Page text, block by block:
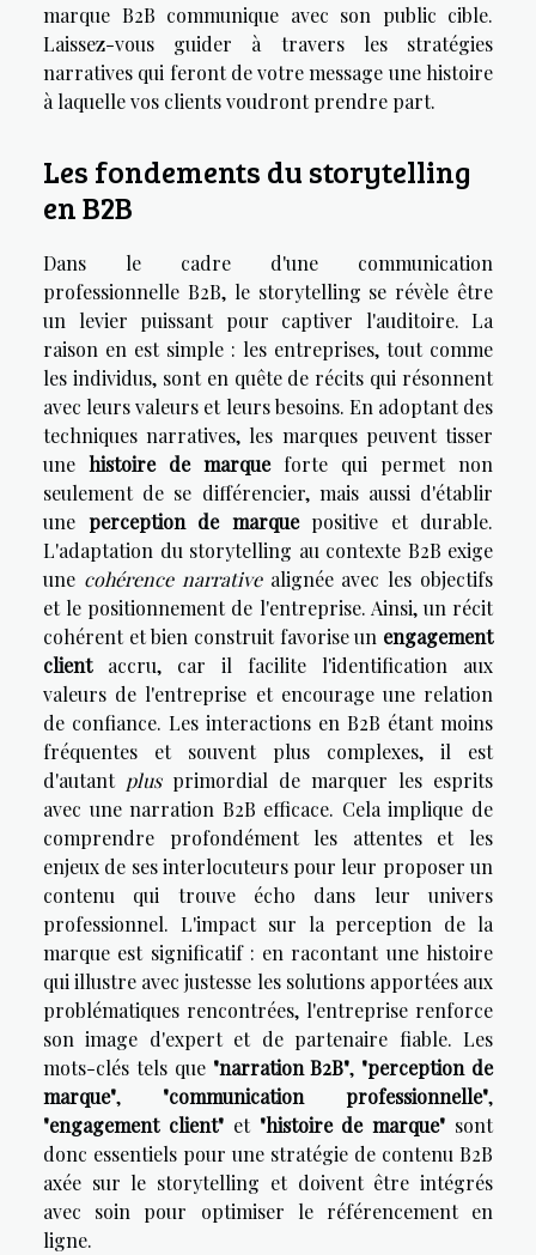
marque B2B communique avec son public cible.
Laissez-vous guider à travers les stratégies
narratives qui feront de votre message une histoire
à laquelle vos clients voudront prendre part.
Les fondements du storytelling
en B2B
Dans le cadre d'une communication
professionnelle B2B, le storytelling se révèle être
un levier puissant pour captiver l'auditoire. La
raison en est simple : les entreprises, tout comme
les individus, sont en quête de récits qui résonnent
avec leurs valeurs et leurs besoins. En adoptant des
techniques narratives, les marques peuvent tisser
une histoire de marqueforte qui permet non
seulement de se différencier, mais aussi d'établir
une perception de marquepositive et durable.
L'adaptation du storytelling au contexte B2B exige
une cohérence narrativealignée avec les objectifs
et le positionnement de l'entreprise. Ainsi, un récit
cohérent et bien construit favorise un engagement
clientaccru, car il facilite l'identification aux
valeurs de l'entreprise et encourage une relation
de confiance. Les interactions en B2B étant moins
fréquentes et souvent plus complexes, il est
d'autant plusprimordial de marquer les esprits
avec une narration B2B efficace. Cela implique de
comprendre profondément les attentes et les
enjeux de ses interlocuteurs pour leur proposer un
contenu qui trouve écho dans leur univers
professionnel. L'impact sur la perception de la
marque est significatif : en racontant une histoire
qui illustre avec justesse les solutions apportées aux
problématiques rencontrées, l'entreprise renforce
son image d'expert et de partenaire fiable. Les
mots-clés tels que "narration B2B", "perception de
marque", "communication professionnelle",
"engagement client"et "histoire de marque" sont
donc essentiels pour une stratégie de contenu B2B
axée sur le storytelling et doivent être intégrés
avec soin pour optimiser le référencement en
ligne.